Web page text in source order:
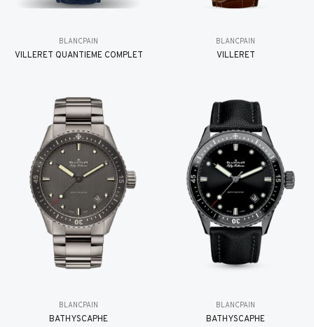
BLANCPAIN
VILLERET QUANTIÈME COMPLET
BLANCPAIN
VILLERET
BLANCPAIN
BATHYSCAPHE
BLANCPAIN
BATHYSCAPHE